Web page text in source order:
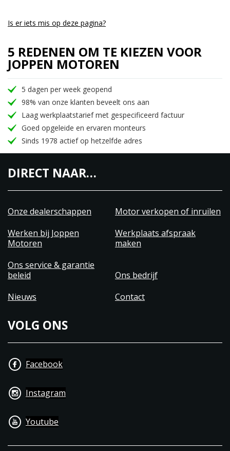
Is er iets mis op deze pagina?
5 REDENEN OM TE KIEZEN VOOR
JOPPEN MOTOREN
5 dagen per week geopend
98% van onze klanten beveelt ons aan
Laag werkplaatstarief met gespecificeerd factuur
Goed opgeleide en ervaren monteurs
Sinds 1978 actief op hetzelfde adres
DIRECT NAAR…
Onze dealerschappen
Motor verkopen of inruilen
Werken bij Joppen
Motoren
Werkplaats afspraak
maken
Ons service & garantie
beleid
Ons bedrijf
Nieuws
Contact
VOLG ONS
Facebook
Instagram
Youtube